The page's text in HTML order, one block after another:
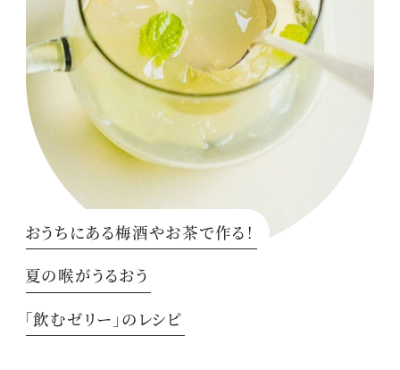
おうちにある梅酒やお茶で作る！
夏の喉がうるおう
「飲むゼリー」のレシピ